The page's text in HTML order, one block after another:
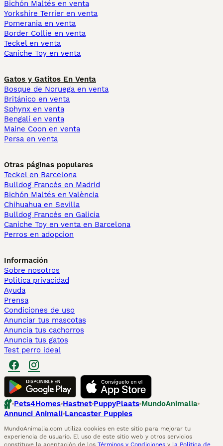
Bichón Maltés en venta
Yorkshire Terrier en venta
Pomerania en venta
Border Collie en venta
Teckel en venta
Caniche Toy en venta
Gatos y Gatitos En Venta
Bosque de Noruega en venta
Británico en venta
Sphynx en venta
Bengalí en venta
Maine Coon en venta
Persa en venta
Otras páginas populares
Teckel en Barcelona
Bulldog Francés en Madrid
Bichón Maltés en València
Chihuahua en Sevilla
Bulldog Francés en Galicia
Caniche Toy en venta en Barcelona
Perros en adopcion
Información
Sobre nosotros
Politica privacidad
Ayuda
Prensa
Condiciones de uso
Anunciar tus mascotas
Anuncia tus cachorros
Anuncia tus gatos
Test perro ideal
Pets4Homes Hastnet PuppyPlaats MundoAnimalia
Annunci Animali Lancaster Puppies
MundoAnimalia.com utiliza cookies en este sitio para mejorar tu
experiencia de usuario. El uso de este sitio web y otros servicios